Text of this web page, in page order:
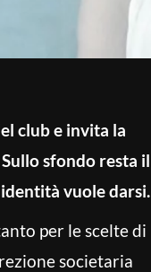
club e invita la
sfondo resta il
vuole darsi.
per le scelte di
societaria